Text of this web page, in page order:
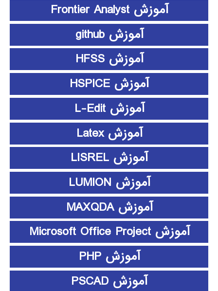
آموزش Frontier Analyst
آموزش github
آموزش HFSS
آموزش HSPICE
آموزش L-Edit
آموزش Latex
آموزش LISREL
آموزش LUMION
آموزش MAXQDA
آموزش Microsoft Office Project
آموزش PHP
آموزش PSCAD